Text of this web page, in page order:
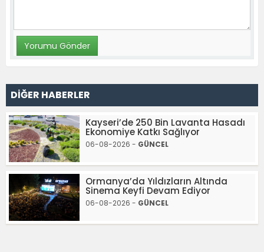
DİĞER HABERLER
Kayseri’de 250 Bin Lavanta Hasadı
Ekonomiye Katkı Sağlıyor
06-08-2026 - GÜNCEL
Ormanya’da Yıldızların Altında
Sinema Keyfi Devam Ediyor
06-08-2026 - GÜNCEL